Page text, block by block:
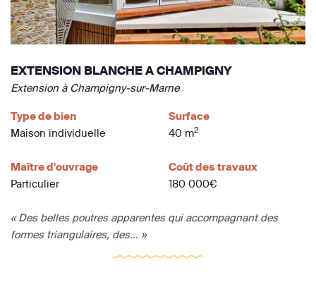
EXTENSION BLANCHE A CHAMPIGNY
Extension à Champigny-sur-Marne
Type de bien
Maison individuelle
Surface
40 m2
Maître d'ouvrage
Particulier
Coût des travaux
180 000€
« Des belles poutres apparentes qui accompagnant des
formes triangulaires, des... »